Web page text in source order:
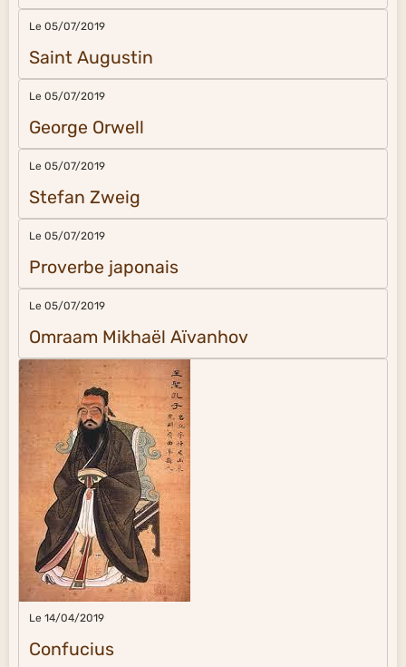
Le 05/07/2019
Saint Augustin
Le 05/07/2019
George Orwell
Le 05/07/2019
Stefan Zweig
Le 05/07/2019
Proverbe japonais
Le 05/07/2019
Omraam Mikhaël Aïvanhov
Le 14/04/2019
Confucius